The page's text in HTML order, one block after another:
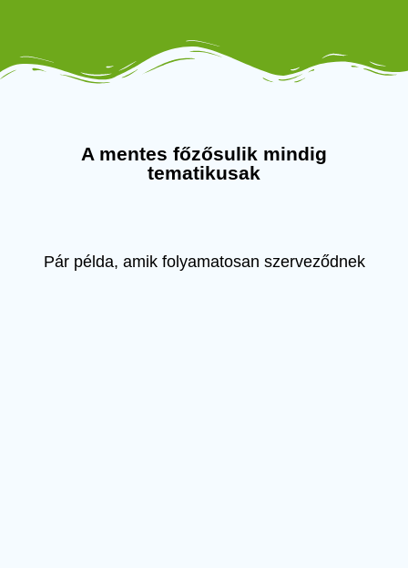
A mentes főzősulik mindig
tematikusak
Pár példa, amik folyamatosan szerveződnek